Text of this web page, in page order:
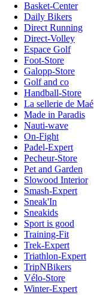
Basket-Center
Daily Bikers
Direct Running
Direct-Volley
Espace Golf
Foot-Store
Galopp-Store
Golf and co
Handball-Store
La sellerie de Maé
Made in Paradis
Nauti-wave
On-Fight
Padel-Expert
Pecheur-Store
Pet and Garden
Slowood Interior
Smash-Expert
Sneak'In
Sneakids
Sport is good
Training-Fit
Trek-Expert
Triathlon-Expert
TripNBikers
Vélo-Store
Winter-Expert